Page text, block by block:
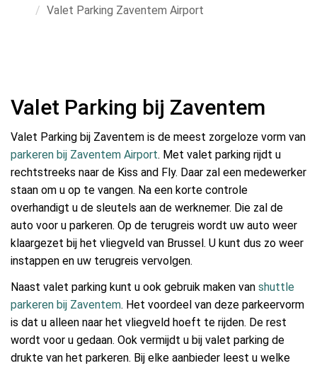
Valet Parking Zaventem Airport
Valet Parking bij Zaventem
Valet Parking bij Zaventem is de meest zorgeloze vorm van
parkeren bij Zaventem Airport. Met valet parking rijdt u
rechtstreeks naar de Kiss and Fly. Daar zal een medewerker
staan om u op te vangen. Na een korte controle
overhandigt u de sleutels aan de werknemer. Die zal de
auto voor u parkeren. Op de terugreis wordt uw auto weer
klaargezet bij het vliegveld van Brussel. U kunt dus zo weer
instappen en uw terugreis vervolgen.
Naast valet parking kunt u ook gebruik maken van shuttle
parkeren bij Zaventem. Het voordeel van deze parkeervorm
is dat u alleen naar het vliegveld hoeft te rijden. De rest
wordt voor u gedaan. Ook vermijdt u bij valet parking de
drukte van het parkeren. Bij elke aanbieder leest u welke